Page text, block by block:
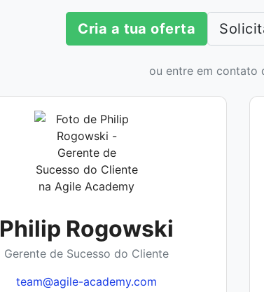
Cria a tua oferta
ou entre em contato
Philip Rogowski
Gerente de Sucesso do Cliente
team@agile-academy.com